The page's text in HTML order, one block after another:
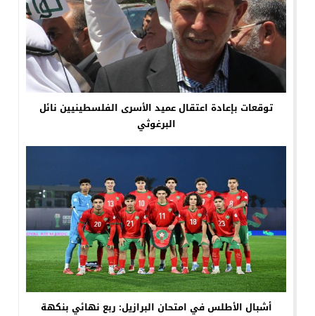
توقعات بإعادة اعتقال عميد الأسرى الفلسطينيين نائل
البرغوثي
أشبال الأطلس في امتحان البرازيل: ربع نهائي بنكهة